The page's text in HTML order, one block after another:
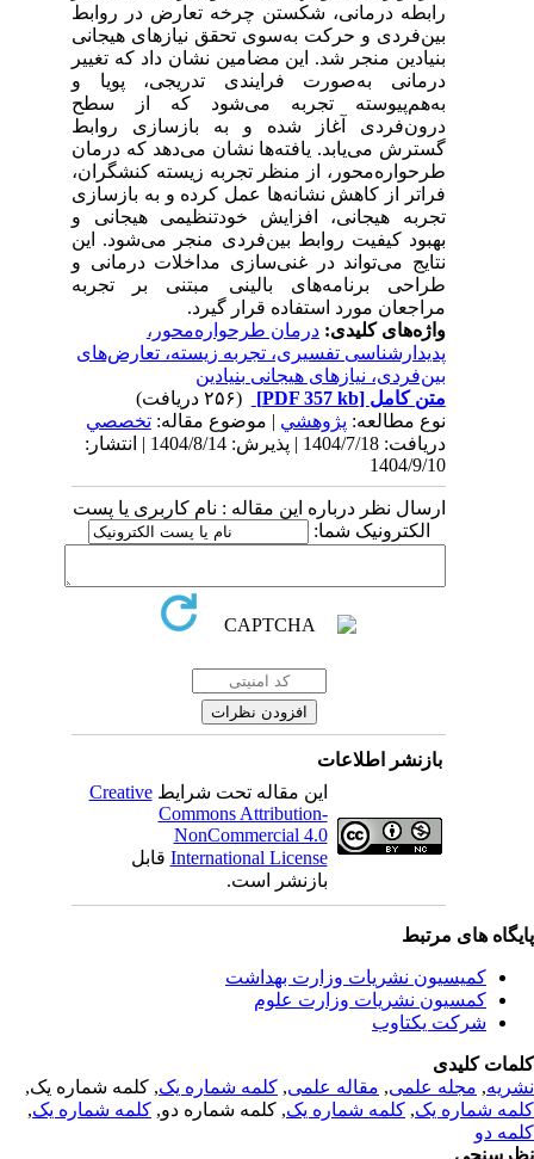
رابطه درمانی، شکستن چرخه تعارض در روابط
بین‌فردی و حرکت به‌سوی تحقق نیازهای هیجانی
بنیادین منجر شد. این مضامین نشان داد که تغییر
درمانی به‌صورت فرایندی تدریجی، پویا و
به‌هم‌پیوسته تجربه می‌شود که از سطح
درون‌فردی آغاز شده و به بازسازی روابط
گسترش می‌یابد. یافته‌ها نشان می‌دهد که درمان
طرحواره‌محور، از منظر تجربه زیسته کنشگران،
فراتر از کاهش نشانه‌ها عمل کرده و به بازسازی
تجربه هیجانی، افزایش خودتنظیمی هیجانی و
بهبود کیفیت روابط بین‌فردی منجر می‌شود. این
نتایج می‌تواند در غنی‌سازی مداخلات درمانی و
طراحی برنامه‌های بالینی مبتنی بر تجربه
مراجعان مورد استفاده قرار گیرد.
واژه‌های کلیدی:درمان طرحواره‌محور،
پدیدارشناسی تفسیری، تجربه زیسته، تعارض‌های
بین‌فردی، نیازهای هیجانی بنیادین
متن کامل[PDF 357 kb]
نوع مطالعه:پژوهشي| موضوع مقاله:تخصصي
دریافت: 1404/7/18 | پذیرش: 1404/8/14 | انتشار:
1404/9/10
ارسال نظر درباره این مقاله : نام کاربری یا پست
الکترونیک شما:
بازنشر اطلاعات
این مقاله تحت شرایطCreative
Commons Attribution-
NonCommercial 4.0
International Licenseقابل
بازنشر است.
های مرتبط
کمیسیون نشریات وزارت بهداشت
کمسیون نشریات وزارت علوم
شرکت یکتاوب
کلیدی
,مجله علمی, مقاله علمی, کلمه شماره یک, کلمه شماره یک,
شماره یک,کلمه شماره یک, کلمه شماره دو,کلمه شماره یک,
دو